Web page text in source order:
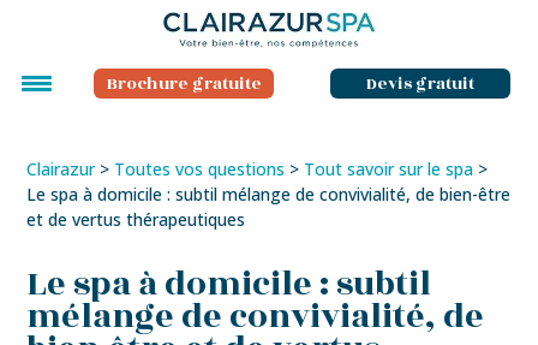
Brochure gratuite Devis gratuit
Clairazur> Toutes vos questions > Tout savoir sur le spa >
Le spa à domicile : subtil mélange de convivialité, de bien-être
et de vertus thérapeutiques
Le spa à domicile : subtil
mélange de convivialité, de